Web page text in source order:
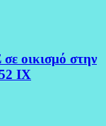
οικισμό στην
ΙΧ